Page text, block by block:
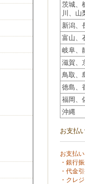
茨城、
川、山
新潟、
富山、
岐阜、
滋賀、
鳥取、
徳島、
福岡、
沖縄
お支払
お支払
・銀行
・代金
・クレ